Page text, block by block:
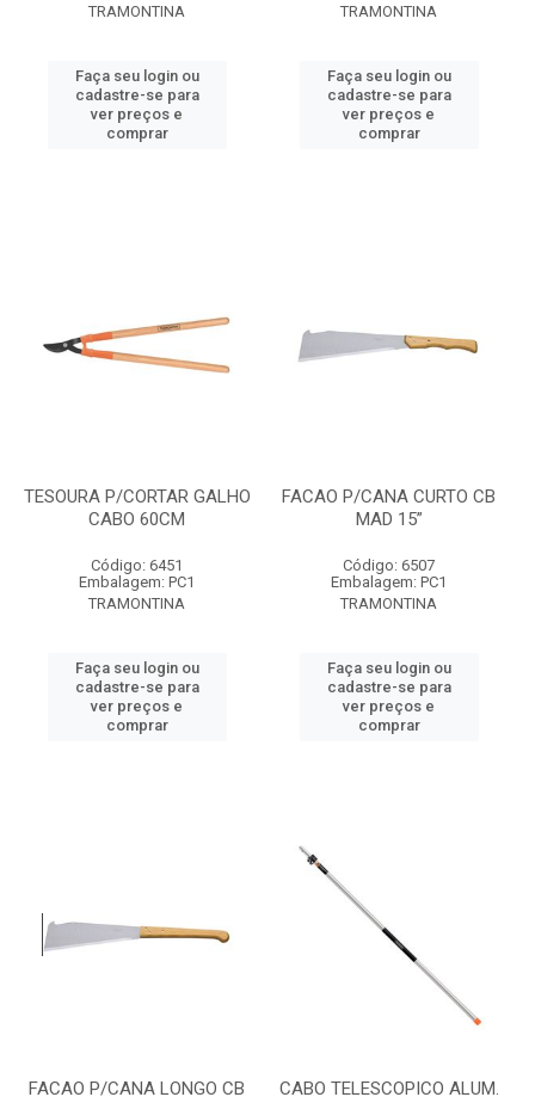
TRAMONTINA
Faça seu login ou
cadastre-se para
ver preços e
comprar
TRAMONTINA
Faça seu login ou
cadastre-se para
ver preços e
comprar
TESOURA P/CORTAR GALHO
CABO 60CM
Código: 6451
Embalagem: PC1
TRAMONTINA
Faça seu login ou
cadastre-se para
ver preços e
comprar
FACAO P/CANA CURTO CB
MAD 15”
Código: 6507
Embalagem: PC1
TRAMONTINA
Faça seu login ou
cadastre-se para
ver preços e
comprar
FACAO P/CANA LONGO CB
CABO TELESCOPICO ALUM.